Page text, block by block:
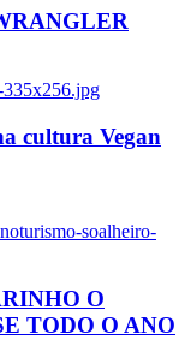
335x256.jpg
cultura Vegan
soalheiro-
O
TODO O ANO